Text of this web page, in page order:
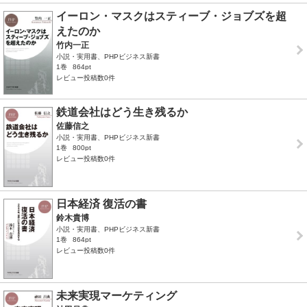
イーロン・マスクはスティーブ・ジョブズを超
えたのか
竹内一正
小説・実用書、PHPビジネス新書
1巻
864pt
レビュー投稿数0件
鉄道会社はどう生き残るか
佐藤信之
小説・実用書、PHPビジネス新書
1巻
800pt
レビュー投稿数0件
日本経済 復活の書
鈴木貴博
小説・実用書、PHPビジネス新書
1巻
864pt
レビュー投稿数0件
未来実現マーケティング